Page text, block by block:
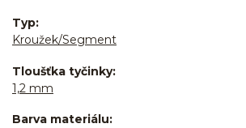
Typ
Kroužek/Segment
Tloušťka tyčinky
1,2 mm
Barva materiálu